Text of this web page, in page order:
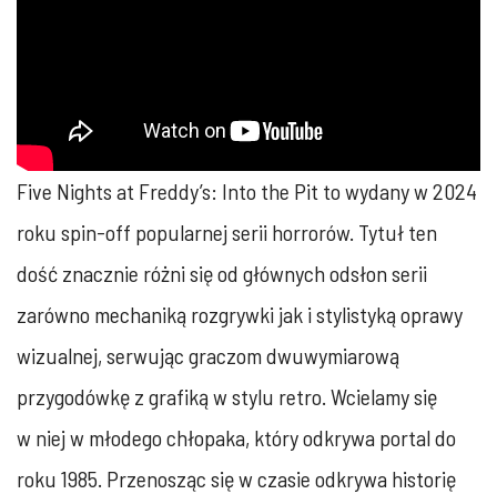
Five Nights at Freddy’s: Into the Pit to wydany w 2024
roku spin-off popularnej serii horrorów. Tytuł ten
dość znacznie różni się od głównych odsłon serii
zarówno mechaniką rozgrywki jak i stylistyką oprawy
wizualnej, serwując graczom dwuwymiarową
przygodówkę z grafiką w stylu retro. Wcielamy się
w niej w młodego chłopaka, który odkrywa portal do
roku 1985. Przenosząc się w czasie odkrywa historię